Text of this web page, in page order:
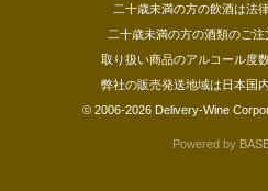
二十歳未満の方の飲酒は法
二十歳未満の方の酒類のご
取り扱い商品のアルコール度
弊社の販売発送地域は日本国
© 2006-2026 Delivery-Wine
Powered by